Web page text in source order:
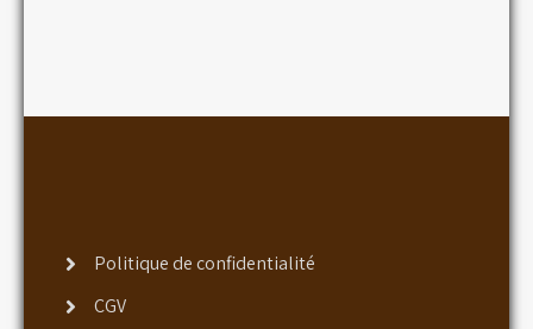
Politique de confidentialité
CGV